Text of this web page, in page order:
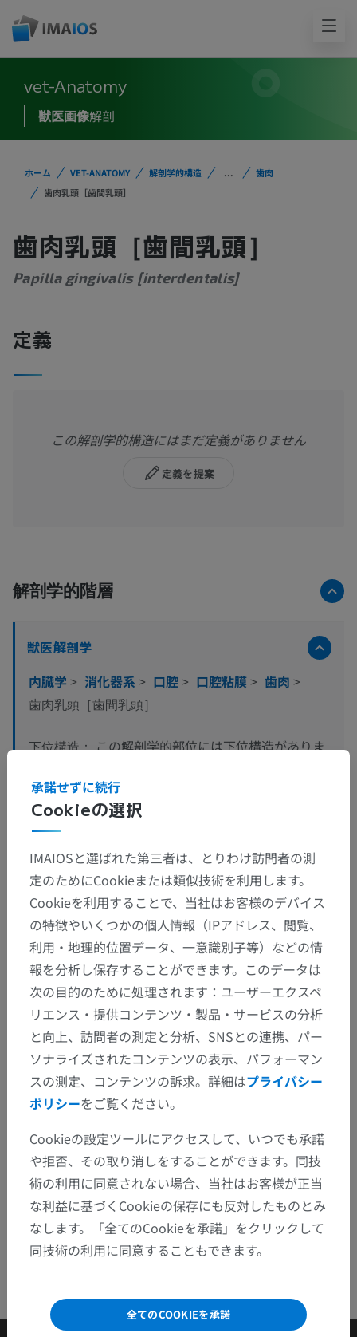
vet-Anatomy
獣医画像解剖
ホーム VET-ANATOMY 解剖学的構造 ...
歯肉
歯肉乳頭［歯間乳頭］
歯肉乳頭［歯間乳頭］
Papilla gingivalis [interdentalis]
定義
この解剖学的構造にはまだ定義がありません
定義を提案
解剖学的階層
獣医解剖学
内臓学 > 消化器系> 口腔> 口腔粘膜> 歯肉 >
歯肉乳頭［歯間乳頭］
下位構造：この解剖学的部位には下位構造がありま
獣医組織学
翻訳
間違いを発見しましたか？
修正や翻訳、内容の改善の提案がありましたらどう
ぞお知らせください。
問題を報告
アプリを入手
Cookieの選択
承諾せずに続行
IMAIOSと選ばれた第三者は、とりわけ訪問者の測
定のためにCookieまたは類似技術を利用します。
Cookieを利用することで、当社はお客様のデバイス
の特徴やいくつかの個人情報（IPアドレス、閲覧、
利用・地理的位置データ、一意識別子等）などの情
報を分析し保存することができます。このデータは
次の目的のために処理されます：ユーザーエクスペ
リエンス・提供コンテンツ・製品・サービスの分析
と向上、訪問者の測定と分析、SNSとの連携、パー
ソナライズされたコンテンツの表示、パフォーマン
スの測定、コンテンツの訴求。詳細はプライバシー
ポリシーをご覧ください。
Cookieの設定ツールにアクセスして、いつでも承諾
や拒否、その取り消しをすることができます。同技
術の利用に同意されない場合、当社はお客様が正当
な利益に基づくCookieの保存にも反対したものとみ
なします。「全てのCookieを承諾」をクリックして
同技術の利用に同意することもできます。
全てのCOOKIEを承諾